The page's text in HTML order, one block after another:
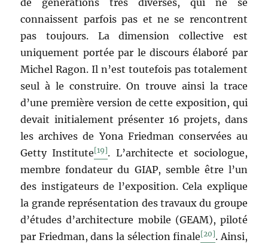
connaissent parfois pas et ne se rencontrent
pas toujours. La dimension collective est
uniquement portée par le discours élaboré par
Michel Ragon. Il n’est toutefois pas totalement
seul à le construire. On trouve ainsi la trace
d’une première version de cette exposition, qui
devait initialement présenter 16 projets, dans
les archives de Yona Friedman conservées au
Getty Institute[19]. L’architecte et sociologue,
membre fondateur du GIAP, semble être l’un
des instigateurs de l’exposition. Cela explique
la grande représentation des travaux du groupe
d’études d’architecture mobile (GEAM), piloté
par Friedman, dans la sélection finale[20]. Ainsi,